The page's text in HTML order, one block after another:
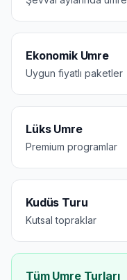
Ekonomik Umre
Uygun fiyatlı paketler
Lüks Umre
Premium programlar
Kudüs Turu
Kutsal topraklar
Tüm Umre Turları